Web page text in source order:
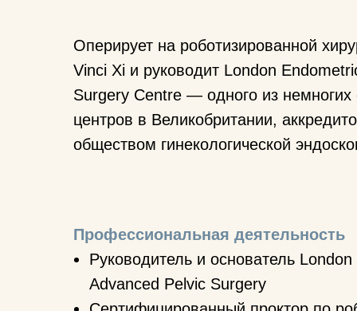
Оперирует на роботизированной
Vinci Xi и руководит London
Surgery Centre — одного из
центров в Великобритании,
обществом гинекологической
Профессиональная деятельность
Руководитель и основатель
Advanced Pelvic Surgery